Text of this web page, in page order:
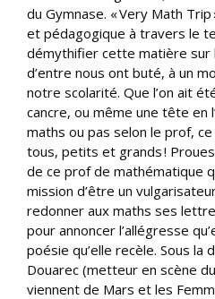
du Gymnase. « Very Math
et pédagogique à travers le
démythifier cette matière sur
d’entre nous ont buté, à un
notre scolarité. Que l’on ait
cancre, ou même une tête en
maths ou pas selon le prof,
tous, petits et grands !
de ce prof de mathématique
mission d’être un
redonner aux maths ses
pour annoncer l’allégresse
poésie qu’elle recèle. Sous la
Douarec (metteur en scène
viennent de Mars et les